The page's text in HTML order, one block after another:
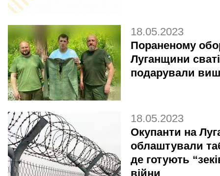
18.05.2023
Пораненому
Луганщини
подарували
18.05.2023
Окупанти на
облаштували
де готують
війни